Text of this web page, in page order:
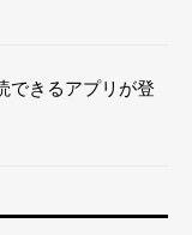
できるアプリが登